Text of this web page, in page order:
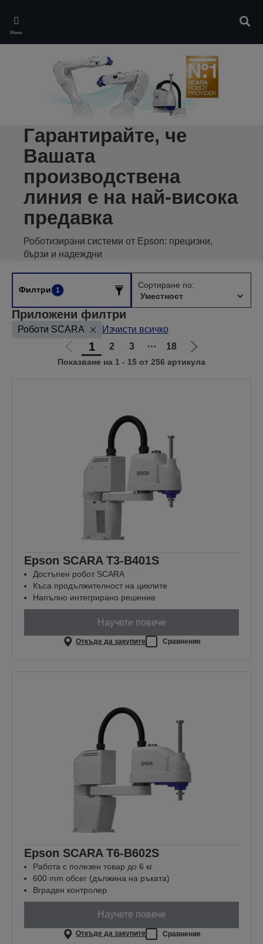
main
content
Меню
Гарантирайте, че
Вашата
производствена
линия е на най-висока
предавка
Роботизирани системи от Epson: прецизни,
бързи и надеждни
Филтри 1
Сортиране по:
Приложени филтри
Роботи SCARA Изчисти всичко
Отиди
на
1 2 3 ⋯ 18
Отиди
на
Показване на 1 - 15 от 256 артикула
Epson SCARA T3-B401S
Достъпен робот SCARA
Къса продължителност на циклите
Напълно интегрирано решение
Научете повече
Откъде да закупите Сравнение
Epson SCARA T6-B602S
Работа с полезен товар до 6 кг
600 mm обсег (дължина на ръката)
Вграден контролер
Научете повече
Откъде да закупите Сравнение